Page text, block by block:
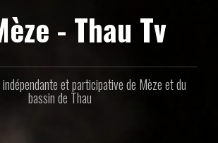
- Thau Tv
et participative de Mèze et du
bassin de Thau